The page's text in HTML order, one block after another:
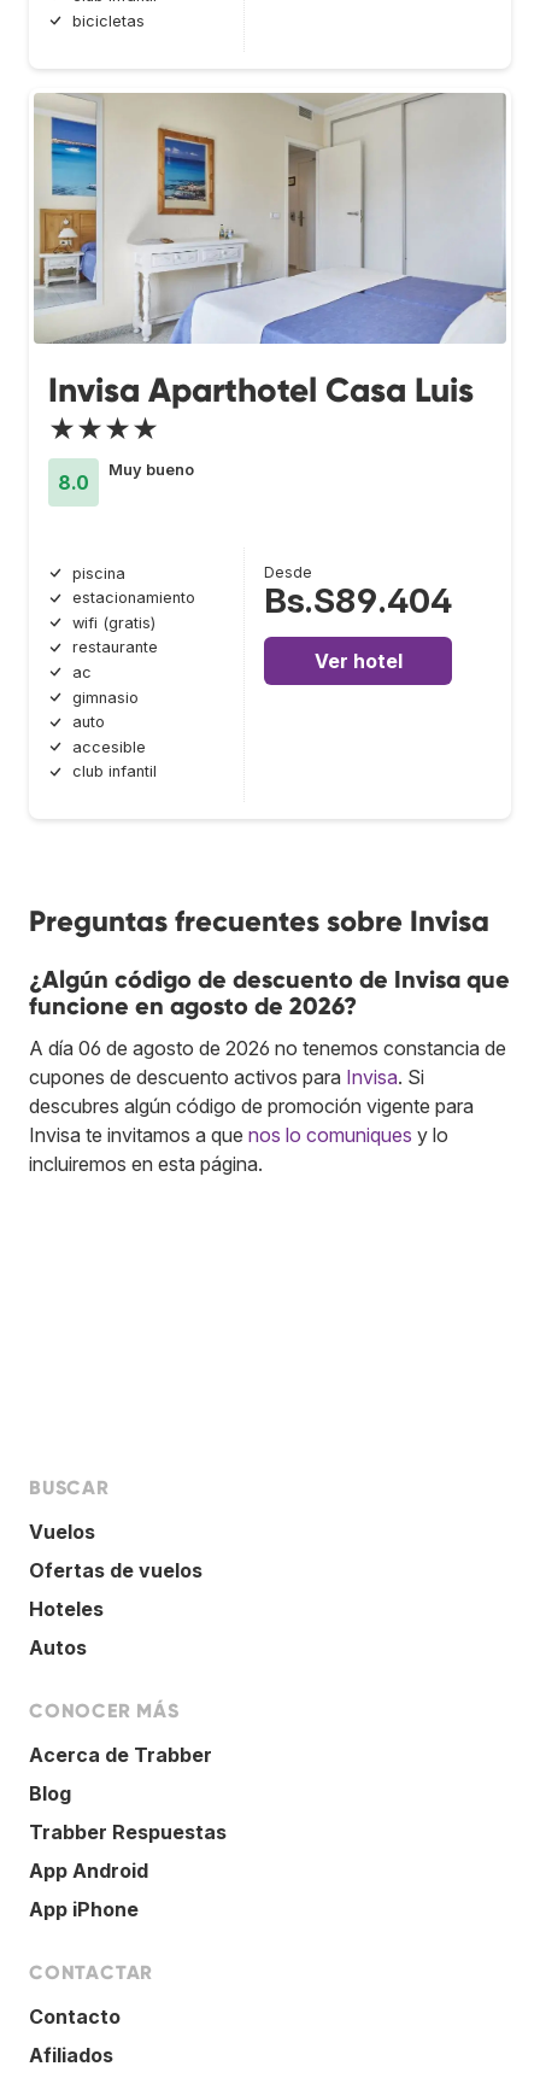
bicicletas
Invisa Aparthotel Casa Luis
★★★★
8.0
Muy bueno
piscina
estacionamiento
wifi (gratis)
restaurante
ac
gimnasio
auto
accesible
club infantil
Desde
Bs.S89.404
Ver hotel
Preguntas frecuentes sobre Invisa
¿Algún código de descuento de Invisa que
funcione en agosto de 2026?
A día 06 de agosto de 2026 no tenemos constancia de
cupones de descuento activos para Invisa. Si
descubres algún código de promoción vigente para
Invisa te invitamos a que nos lo comuniques y lo
incluiremos en esta página.
BUSCAR
Vuelos
Ofertas de vuelos
Hoteles
Autos
CONOCER MÁS
Acerca de Trabber
Blog
Trabber Respuestas
App Android
App iPhone
CONTACTAR
Contacto
Afiliados